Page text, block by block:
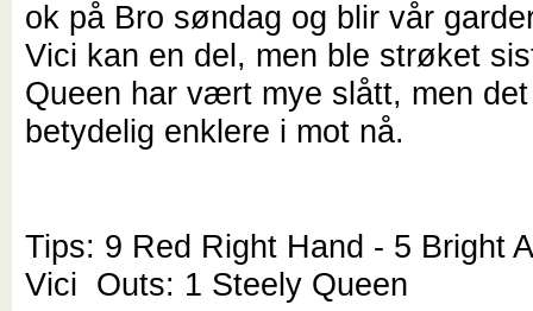
ok på Bro søndag og blir vår
Vici kan en del, men ble strøket
Queen har vært mye slått, men
betydelig enklere i mot nå.
Tips: 9 Red Right Hand - 5 Bright
Vici Outs: 1 Steely Queen